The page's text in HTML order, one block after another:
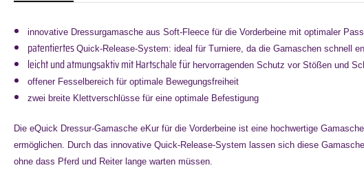
innovative Dressurgamasche aus Soft-Fleece für die Vorderbeine mit optimaler
patentiertes Quick-Release-System: ideal für Turniere, da die Gamaschen schnell
leicht und atmungsaktiv mit Hartschale für hervorragenden Schutz vor Stößen und
offener Fesselbereich für optimale Bewegungsfreiheit
zwei breite Klettverschlüsse für eine optimale Befestigung
Die eQuick Dressur-Gamasche eKur für die Vorderbeine ist eine hochwertige
ermöglichen. Durch das innovative Quick-Release-System lassen sich diese
ohne dass Pferd und Reiter lange warten müssen.